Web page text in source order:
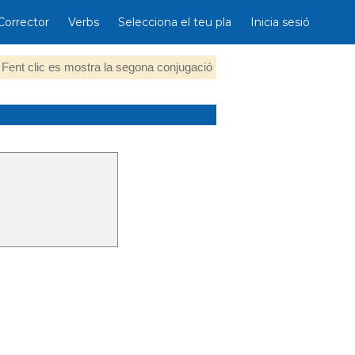
Verbs Selecciona el teu pla Inicia sesió
Fent clic es mostra la segona conjugació